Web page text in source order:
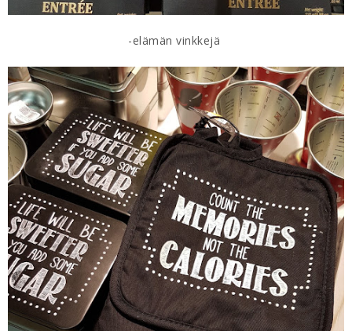
-elämän vinkkejä